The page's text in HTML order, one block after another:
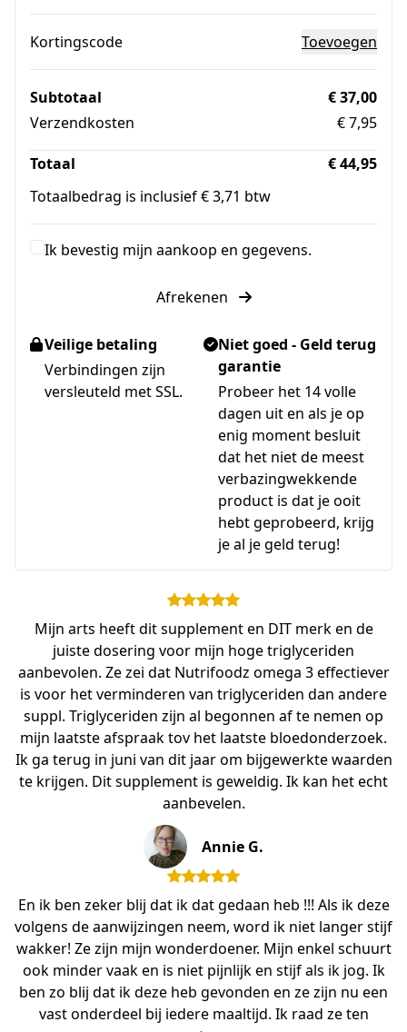
Kortingscode Toevoegen
Subtotaal
€ 37,00
Verzendkosten
€ 7,95
Totaal
€ 44,95
Totaalbedrag is inclusief € 3,71 btw
Ik bevestig mijn aankoop en gegevens.
Afrekenen
Veilige betaling
Verbindingen zijn
versleuteld met SSL.
Niet goed - Geld terug
garantie
Probeer het 14 volle
dagen uit en als je op
enig moment besluit
dat het niet de meest
verbazingwekkende
product is dat je ooit
hebt geprobeerd, krijg
je al je geld terug!
Mijn arts heeft dit supplement en DIT merk en de
juiste dosering voor mijn hoge triglyceriden
aanbevolen. Ze zei dat Nutrifoodz omega 3 effectiever
is voor het verminderen van triglyceriden dan andere
suppl. Triglyceriden zijn al begonnen af te nemen op
mijn laatste afspraak tov het laatste bloedonderzoek.
Ik ga terug in juni van dit jaar om bijgewerkte waarden
te krijgen. Dit supplement is geweldig. Ik kan het echt
aanbevelen.
Annie G.
En ik ben zeker blij dat ik dat gedaan heb !!! Als ik deze
volgens de aanwijzingen neem, word ik niet langer stijf
wakker! Ze zijn mijn wonderdoener. Mijn enkel schuurt
ook minder vaak en is niet pijnlijk en stijf als ik jog. Ik
ben zo blij dat ik deze heb gevonden en ze zijn nu een
vast onderdeel bij iedere maaltijd. Ik raad ze ten